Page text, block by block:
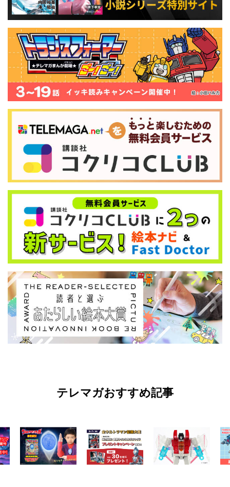
テレマガおすすめ記事